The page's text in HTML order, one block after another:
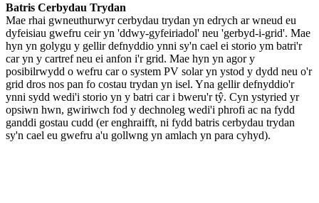
Batris Cerbydau Trydan
Mae rhai gwneuthurwyr cerbydau trydan yn edrych ar wneud eu
dyfeisiau gwefru ceir yn 'ddwy-gyfeiriadol' neu 'gerbyd-i-grid'. Mae
hyn yn golygu y gellir defnyddio ynni sy'n cael ei storio ym batri'r
car yn y cartref neu ei anfon i'r grid. Mae hyn yn agor y
posibilrwydd o wefru car o system PV solar yn ystod y dydd neu o'r
grid dros nos pan fo costau trydan yn isel. Yna gellir defnyddio'r
ynni sydd wedi'i storio yn y batri car i bweru'r tŷ. Cyn ystyried yr
opsiwn hwn, gwiriwch fod y dechnoleg wedi'i phrofi ac na fydd
ganddi gostau cudd (er enghraifft, ni fydd batris cerbydau trydan
sy'n cael eu gwefru a'u gollwng yn amlach yn para cyhyd).